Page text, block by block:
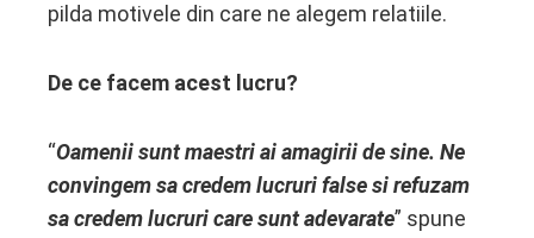
pilda motivele din care ne alegem relatiile.
De ce facem acest lucru?
“Oamenii sunt maestri ai amagirii de sine. Ne
convingem sa credem lucruri false si refuzam
sa credem lucruri care sunt adevarate” spune